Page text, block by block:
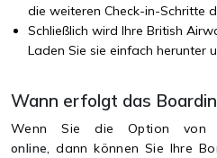
die weiteren Check-in-Schritte
Schließlich wird Ihre British
Laden Sie sie einfach herunter
Wann erfolgt das
Wenn Sie die Option von
online,
dann können Sie Ihre